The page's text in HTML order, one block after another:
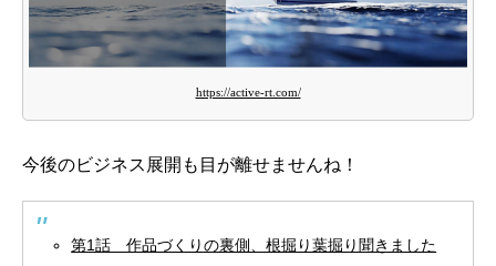
https://active-rt.com/
今後のビジネス展開も目が離せませんね！
第1話 作品づくりの裏側、根掘り葉掘り聞きました